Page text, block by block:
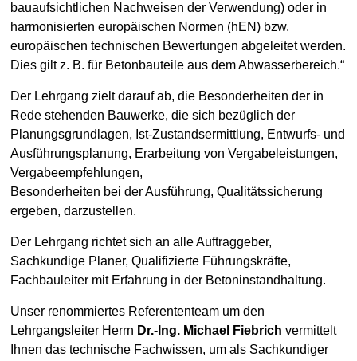
bauaufsichtlichen Nachweisen der Verwendung) oder in
harmonisierten europäischen Normen (hEN) bzw.
europäischen technischen Bewertungen abgeleitet werden.
Dies gilt z. B. für Betonbauteile aus dem Abwasserbereich.“
Der Lehrgang zielt darauf ab, die Besonderheiten der in
Rede stehenden Bauwerke, die sich bezüglich der
Planungsgrundlagen, Ist-Zustandsermittlung, Entwurfs- und
Ausführungsplanung, Erarbeitung von Vergabeleistungen,
Vergabeempfehlungen,
Besonderheiten bei der Ausführung, Qualitätssicherung
ergeben, darzustellen.
Der Lehrgang richtet sich an alle Auftraggeber,
Sachkundige Planer, Qualifizierte Führungskräfte,
Fachbauleiter mit Erfahrung in der Betoninstandhaltung.
Unser renommiertes Referententeam um den
Lehrgangsleiter Herrn Dr.-Ing. Michael Fiebrich vermittelt
Ihnen das technische Fachwissen, um als Sachkundiger